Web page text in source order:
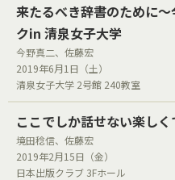
来たるべき辞書のために
クin 清泉女子大学
今野真二、佐藤宏
2019年6月1日（土）
清泉女子大学 2号館 240教室
ここでしか話せない楽し
境田稔信、佐藤宏
2019年2月15日（金）
日本出版クラブ 3Fホール